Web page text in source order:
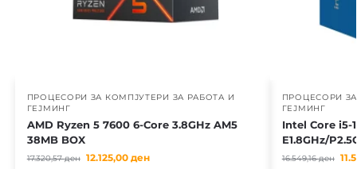
ПРОЦЕСОРИ ЗА КОМПЈУТЕРИ ЗА РАБОТА И
ГЕЈМИНГ
AMD Ryzen 5 7600 6-Core 3.8GHz AM5
38MB BOX
17.320,57ден 12.125,00 ден
ПРОЦЕСОРИ
ГЕЈМИНГ
Intel Core i5-
E1.8GHz/
16.549,16ден